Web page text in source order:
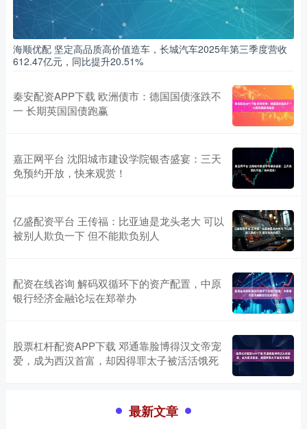
海顺优配 坚定高品质高价值造车，长城汽车2025年第三季度营收
612.47亿元，同比提升20.51%
秦安配资APP下载 欧洲债市：德国国债涨跌不
一 长期英国国债跑赢
嘉正网平台 沈阳城市建设学院银杏盛宴：三天
免预约开放，快来观赏！
亿盛配资平台 王传福：比亚迪是龙头老大 可以
被别人欺负一下 但不能欺负别人
配资在线咨询 解码双循环下的资产配置，中原
银行经济金融论坛在郑举办
股票杠杆配资APP下载 邓通靠脸博得汉文帝宠
爱，成为西汉首富，却因得罪太子被活活饿死
最新文章